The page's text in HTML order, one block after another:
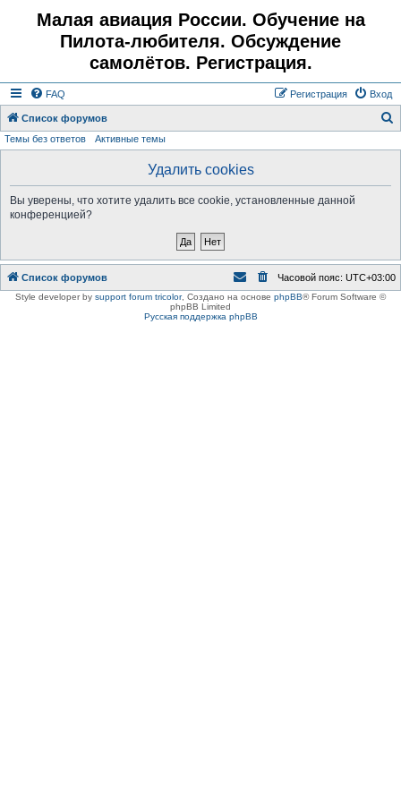
Малая авиация России. Обучение на
Пилота-любителя. Обсуждение
самолётов. Регистрация.
FAQ Вход
Регистрация
Список форумов
Темы без ответов Активные темы
Удалить cookies
Вы уверены, что хотите удалить все cookie, установленные данной
конференцией?
Список форумов Часовой пояс: UTC+03:00
Style developer by support forum tricolor, Создано на основе phpBB® Forum Software ©
phpBB Limited
Русская поддержка phpBB